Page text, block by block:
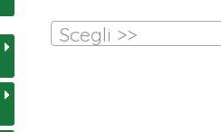
Scegli >>